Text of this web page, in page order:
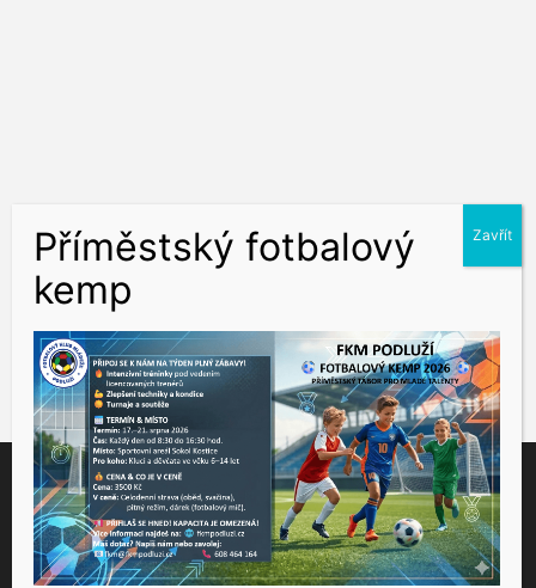
Tento web využívá soubory cookies ke správné funkčnosti a
analýze návštěvnosti. Souhlas k používání těchto dat nám
udělíte kliknutím na tlačítko "Přijmout".
Souhlas můžete odmítnoutzde
Přijmout Nastavení